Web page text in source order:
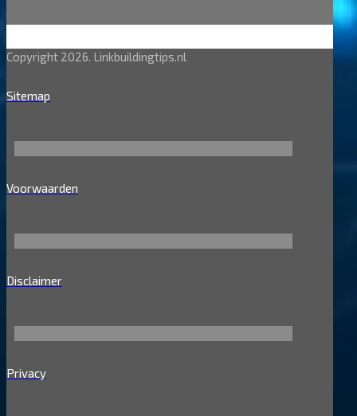
Copyright 2026. Linkbuildingtips.nl
Sitemap
Voorwaarden
Disclaimer
Privacy